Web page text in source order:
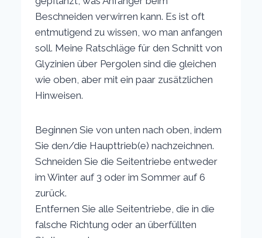
Beschneiden verwirren kann. Es ist oft
entmutigend zu wissen, wo man anfangen
soll. Meine Ratschläge für den Schnitt von
Glyzinien über Pergolen sind die gleichen
wie oben, aber mit ein paar zusätzlichen
Hinweisen.
Beginnen Sie von unten nach oben, indem
Sie den/die Haupttrieb(e) nachzeichnen.
Schneiden Sie die Seitentriebe entweder
im Winter auf 3 oder im Sommer auf 6
zurück.
Entfernen Sie alle Seitentriebe, die in die
falsche Richtung oder an überfüllten